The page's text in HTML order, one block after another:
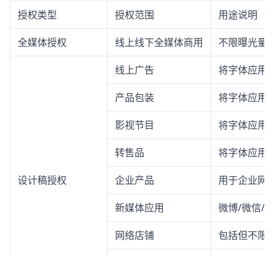
授权类型
授权范围 用途说明
全媒体授权 线上线下全媒体商用 不限曝光量
设计稿授权
线上广告 将字体应用
产品包装 将字体应用
影视节目 将字体应用
转售品 将字体应用
企业产品 用于企业网
新媒体应用 微博/微信/
网络店铺 包括但不限